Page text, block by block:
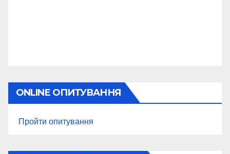
ONLINE ОПИТУВАННЯ
Пройти опитування